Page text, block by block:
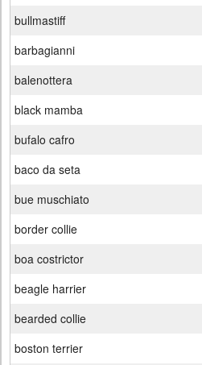
bullmastiff
barbagianni
balenottera
black mamba
bufalo cafro
baco da seta
bue muschiato
border collie
boa costrictor
beagle harrier
bearded collie
boston terrier